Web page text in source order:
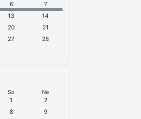
6
7
13
14
20
21
27
28
So Ne
1
2
8
9